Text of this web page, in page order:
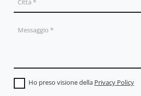
Ho preso visione della Privacy Policy